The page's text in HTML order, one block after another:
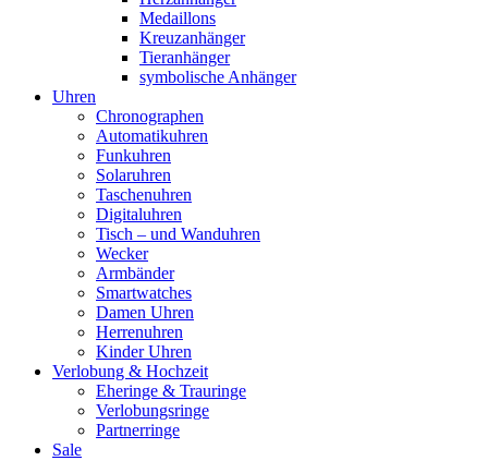
Medaillons
Kreuzanhänger
Tieranhänger
symbolische Anhänger
Uhren
Chronographen
Automatikuhren
Funkuhren
Solaruhren
Taschenuhren
Digitaluhren
Tisch – und Wanduhren
Wecker
Armbänder
Smartwatches
Damen Uhren
Herrenuhren
Kinder Uhren
Verlobung & Hochzeit
Eheringe & Trauringe
Verlobungsringe
Partnerringe
Sale